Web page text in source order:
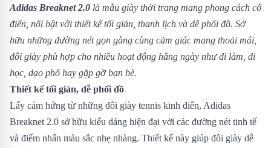
Adidas Breaknet 2.0 là mẫu giày thời trang mang phong cách cổ
điển, nổi bật với thiết kế tối giản, thanh lịch và dễ phối đồ. Sở
hữu những đường nét gọn gàng cùng cảm giác mang thoải mái,
đôi giày phù hợp cho nhiều hoạt động hằng ngày như đi làm, đi
học, dạo phố hay gặp gỡ bạn bè.
Thiết kế tối giản, dễ phối đồ
Lấy cảm hứng từ những đôi giày tennis kinh điển, Adidas
Breaknet 2.0 sở hữu kiểu dáng hiện đại với các đường nét tinh tế
và điểm nhấn màu sắc nhẹ nhàng. Thiết kế này giúp đôi giày dễ